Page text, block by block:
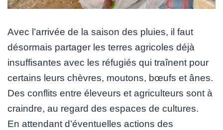
Avec l’arrivée de la saison des pluies, il faut
désormais partager les terres agricoles déjà
insuffisantes avec les réfugiés qui traînent pour
certains leurs chèvres, moutons, bœufs et ânes.
Des conflits entre éleveurs et agriculteurs sont à
craindre, au regard des espaces de cultures.
En attendant d’éventuelles actions des